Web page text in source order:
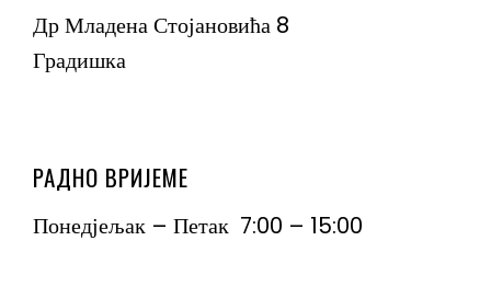
Др Младена Стојановића 8
Градишка
РАДНО ВРИЈЕМЕ
Понедјељак – Петак 7:00 – 15:00